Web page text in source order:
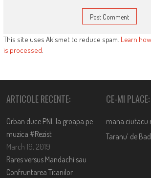
This site uses Akismet to reduce spam. Learn
is processed.
ARTICOLE RECENTE:
Orban duce PNL la groapa pe
muzica #Rezist
March 19, 2019
Rares versus Mandachi sau
Confruntarea Titanilor
CE-MI PLACE:
Taranu’ de